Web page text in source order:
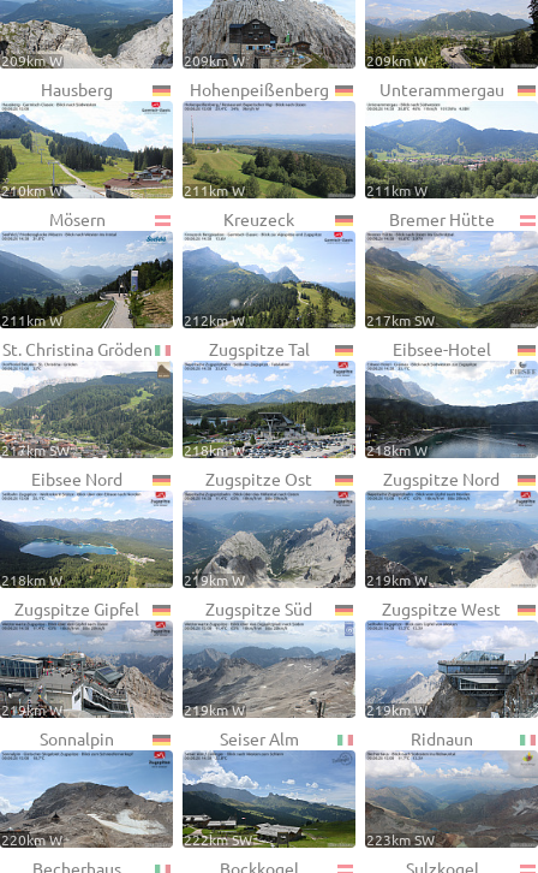
209km W 209km W 209km W
Hausberg
210km W
Hohenpeißenberg
211km W
Unterammergau
211km W
Mösern
211km W
Kreuzeck
212km W
Bremer Hütte
217km SW
St. Christina Gröden
217km SW
Zugspitze Tal
218km W
Eibsee-Hotel
218km W
Eibsee Nord
218km W
Zugspitze Ost
219km W
Zugspitze Nord
219km W
Zugspitze Gipfel
219km W
Zugspitze Süd
219km W
Zugspitze West
219km W
Sonnalpin
220km W
Seiser Alm
222km SW
Ridnaun
223km SW
Becherhaus Bockkogel Sulzkogel